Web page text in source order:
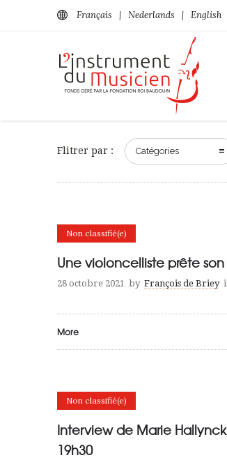
Français | Nederlands | English
Flitrer par : Catégories
Non classifié(e)
Une violoncelliste prête
28 octobre 2021 by François de Briey
More
Non classifié(e)
Interview de Marie
19h30